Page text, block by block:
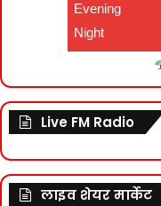
Evening
Night
Live FM Radio
लाइव शेयर मार्केट